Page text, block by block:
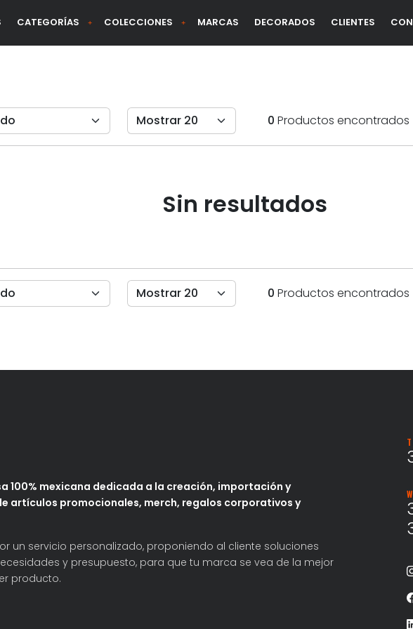
CATEGORÍAS COLECCIONES MARCAS DECORADOS CLIENTES
0 Productos encontrados
Sin resultados
0 Productos encontrados
100% mexicana dedicada a la creación, importación y
artículos promocionales, merch, regalos corporativos y
un servicio personalizado, proponiendo al cliente soluciones
y presupuesto, para que tu marca se vea de la mejor
producto.